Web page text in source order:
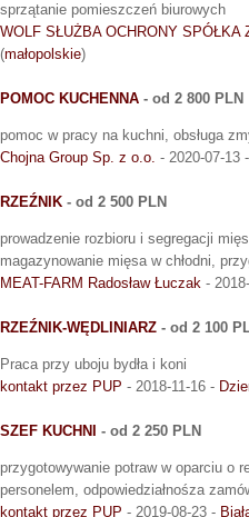
sprzątanie pomieszczeń biurowych
WOLF SŁUŻBA OCHRONY
(małopolskie)
POMOC KUCHENNA - od 2 800 PLN
pomoc w pracy na kuchni, obsługa
Chojna Group Sp. z o.o. - 2020-07-13 -
RZEŹNIK - od 2 500 PLN
prowadzenie rozbioru i segregacji
magazynowanie mięsa w chłodni,
MEAT-FARM Radosław Łuczak -
RZEŹNIK-WĘDLINIARZ - od 2 100
Praca przy uboju bydła i koni
kontakt przez PUP - 2018-11-16 -
SZEF KUCHNI - od 2 250 PLN
przygotowywanie potraw w oparciu o
personelem, odpowiedziałnośza
kontakt przez PUP - 2019-08-23 -